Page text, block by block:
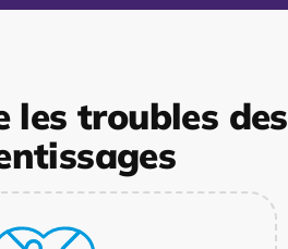
les troubles des